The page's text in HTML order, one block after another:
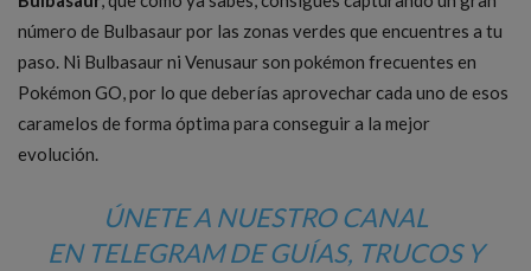
número de Bulbasaur por las zonas verdes que encuentres a tu
paso. Ni Bulbasaur ni Venusaur son pokémon frecuentes en
Pokémon GO, por lo que deberías aprovechar cada uno de esos
caramelos de forma óptima para conseguir a la mejor
evolución.
ÚNETE A NUESTROCANAL
EN TELEGRAM DE GUÍAS, TRUCOS Y